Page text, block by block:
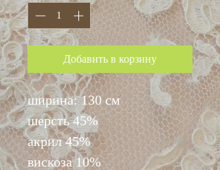
Добавить в корзину
ширина: 130 см
шерсть 45%
акрил 45%
вискоза 10%